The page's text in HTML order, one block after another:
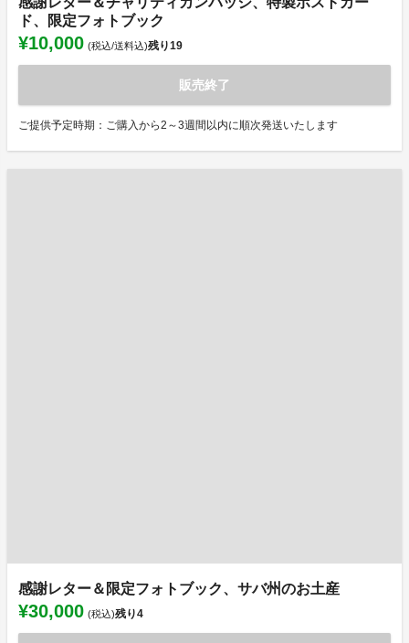
ド、限定フォトブック
¥10,000 (税込/送料込)残り19
販売終了
ご提供予定時期：ご購入から2～3週間以内に順次発送いたします
感謝レター＆限定フォトブック、サバ州のお土産
¥30,000 (税込)残り4